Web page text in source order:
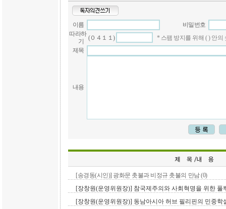
이름
비밀번호
따라하
기
(０４１１)
* 스팸 방지를 위해 ( ) 안
제목
내용
[송경동(시인)] 광화문 촛불과 비정규 촛불의 만남 (0)
[장창원(운영위원장)] 참국제주의와 사회혁명을 위한 풀
[장창원(운영위원장)] 동남아시아 허브 필리핀의 민중학